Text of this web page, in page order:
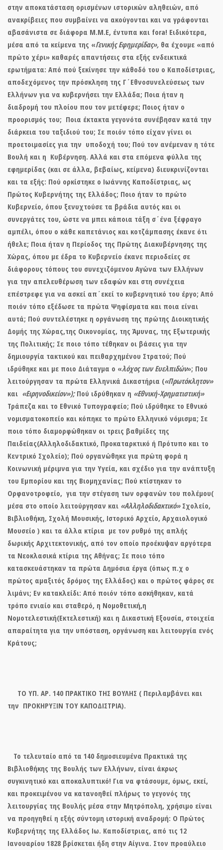
στην αποκατάσταση ορισμένων ιστορικών αληθειών, από
ανακρίβειες που συμβαίνει να ακούγονται και να γράφονται
αβασάνιστα σε διάφορα Μ.Μ.Ε, έντυπα και fora! Ειδικότερα,
μέσα από τα κείμενα της «Γενικής Εφημερίδας», θα έχουμε «από
πρώτο χέρι» καθαρές απαντήσεις στα εξής ενδεικτικά
ερωτήματα: Από πού ξεκίνησε την κάθοδό του ο Καποδίστριας,
αποδεχόμενος την πρόσκληση της Γ΄Εθνοσυνελεύσεως των
Ελλήνων για να κυβερνήσει την Ελλάδα; Ποια ήταν η
διαδρομή του πλοίου που τον μετέφερε; Ποιος ήταν ο
προορισμός του; Ποια έκτακτα γεγονότα συνέβησαν κατά την
διάρκεια του ταξιδιού του; Σε ποιόν τόπο είχαν γίνει οι
προετοιμασίες για την υποδοχή του; Πού τον ανέμεναν η τότε
Βουλή και η Κυβέρνηση. Αλλά και στα επόμενα φύλλα της
εφημερίδας (και σε άλλα, βεβαίως, κείμενα) διευκρινίζονται
και τα εξής: Πού ορκίστηκε ο Ιωάννης Καποδίστριας, ως
Πρώτος Κυβερνήτης της Ελλάδος; Ποιο ήταν το πρώτο
Κυβερνείο, όπου ξενυχτούσε τα βράδια αυτός και οι
συνεργάτες του, ώστε να μπει κάποια τάξη σ΄ένα ξέφραγο
αμπέλι, όπου ο κάθε καπετάνιος και κοτζάμπασης έκανε ότι
ήθελε; Ποια ήταν η Περίοδος της Πρώτης Διακυβέρνησης της
Χώρας, όπου με έδρα το Κυβερνείο έκανε περιοδείες σε
διάφορους τόπους του συνεχιζόμενου Αγώνα των Ελλήνων
για την απελευθέρωση των εδαφών και στη συνέχεια
επέστρεφε για να ασκεί απ΄εκεί το κυβερνητικό του έργο; Από
ποιόν τόπο εξέδωσε τα πρώτα Ψηφίσματα και ποια είναι
αυτά; Πού συντελέστηκε η οργάνωση της πρώτης Διοικητικής
Δομής της Χώρας,της Οικονομίας, της Άμυνας, της Εξωτερικής
της Πολιτικής; Σε ποιο τόπο τέθηκαν οι βάσεις για την
δημιουργία τακτικού και πειθαρχημένου Στρατού; Πού
ιδρύθηκε και με ποιο Διάταγμα ο «λόχος των Ευελπιδών»; Που
λειτούργησαν τα πρώτα Ελληνικά Δικαστήρια («Πρωτόκλητον»
και «Ειρηνοδικείον»);Πού ιδρύθηκαν η «Εθνική-Χρηματιστική»
Τράπεζα και το Εθνικό Τυπογραφείο; Πού ιδρύθηκε το Εθνικό
νομισματοκοπείο και κόπηκε το πρώτο Ελληνικό νόμισμα; Σε
ποιο τόπο διαμορφώθηκαν οι τρεις βαθμίδες της
Παιδείας(Αλληλοδιδακτικό, Προκαταρκτικό ή Πρότυπο και το
Κεντρικό Σχολείο); Πού οργανώθηκε για πρώτη φορά η
Κοινωνική μέριμνα για την Υγεία, και σχέδιο για την ανάπτυξη
του Εμπορίου και της Βιομηχανίας; Πού κτίστηκαν το
Ορφανοτροφείο, για την στέγαση των ορφανών του πολέμου(
μέσα στο οποίο λειτούργησαν και «Αλληλοδιδακτικό»Σχολείο,
Βιβλιοθήκη, Σχολή Μουσικής, Ιστορικό Αρχείο, Αρχαιολογικό
Μουσείο ) και τα άλλα κτίρια με τον ρυθμό της απλής
δωρικής Αρχιτεκτονικής, από τον οποίο προέκυψαν αργότερα
τα Νεοκλασικά κτίρια της Αθήνας; Σε ποιο τόπο
κατασκευάστηκαν τα πρώτα Δημόσια έργα (όπως π.χ ο
πρώτος αμαξιτός δρόμος της Ελλάδος) και ο πρώτος φάρος σε
λιμάνι; Εν κατακλείδι: Από ποιόν τόπο ασκήθηκαν, κατά
τρόπο ενιαίο και σταθερό, η Νομοθετική,η
Νομοτελεστική(Εκτελεστική) και η Δικαστική Εξουσία, στοιχεία
απαραίτητα για την υπόσταση, οργάνωση και λειτουργία ενός
Κράτους;
ΤΟ ΥΠ. ΑΡ. 140 ΠΡΑΚΤΙΚΟ ΤΗΣ ΒΟΥΛΗΣ ( Περιλαμβάνει και
την ΠΡΟΚΗΡΥΞΙΝ ΤΟΥ ΚΑΠΟΔΙΣΤΡΙΑ).
Το τελευταίο από τα 140 δημοσιευμένα Πρακτικά της
Βιβλιοθήκης της Βουλής των Ελλήνων, είναι άκρως
συγκινητικό και αποκαλυπτικό! Για να φτάσουμε, όμως, εκεί,
και προκειμένου να κατανοηθεί πλήρως το γεγονός της
λειτουργίας της Βουλής μέσα στην Μητρόπολη, χρήσιμο είναι
να προηγηθεί η εξής σύντομη ιστορική αναδρομή: Ο Πρώτος
Κυβερνήτης της Ελλάδος Ιω. Καποδίστριας, από τις 12
Ιανουαρίου 1828 βρίσκεται ήδη στην Αίγινα. Στον προαύλειο